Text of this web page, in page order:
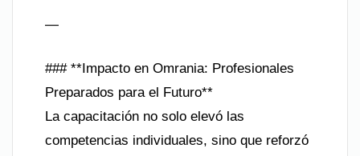
—
### **Impacto en Omrania: Profesionales
Preparados para el Futuro**
La capacitación no solo elevó las
competencias individuales, sino que reforzó